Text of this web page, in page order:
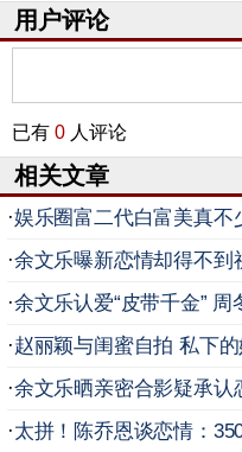
用户评论
已有 0 人评论
相关文章
·娱乐圈富二代白富美真不
·余文乐曝新恋情却得不
·余文乐认爱“皮带千金”
·赵丽颖与闺蜜自拍 私下
·余文乐晒亲密合影疑承认
·太拼！陈乔恩谈恋情：